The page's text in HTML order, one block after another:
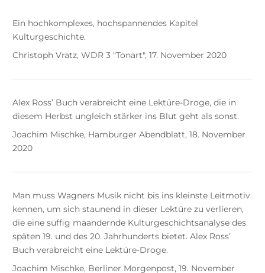
Ein hochkomplexes, hochspannendes Kapitel
Kulturgeschichte.
Christoph Vratz, WDR 3 "Tonart", 17. November 2020
Alex Ross’ Buch verabreicht eine Lektüre-Droge, die in
diesem Herbst ungleich stärker ins Blut geht als sonst.
Joachim Mischke, Hamburger Abendblatt, 18. November
2020
Man muss Wagners Musik nicht bis ins kleinste Leitmotiv
kennen, um sich staunend in dieser Lektüre zu verlieren,
die eine süffig mäandernde Kulturgeschichtsanalyse des
späten 19. und des 20. Jahrhunderts bietet. Alex Ross’
Buch verabreicht eine Lektüre-Droge.
Joachim Mischke, Berliner Morgenpost, 19. November